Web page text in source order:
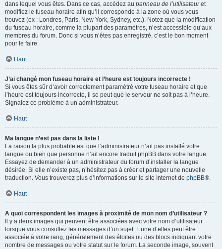
dans lequel vous êtes. Dans ce cas, accédez au panneau de l’utilisateuret
modifiez le fuseau horaire afin qu’il corresponde à la zone où vous vous
trouvez (ex : Londres, Paris, New York, Sydney, etc.). Notez que la modification
du fuseau horaire, comme la plupart des paramètres, n’est accessible qu’aux
membres du forum. Donc si vous n’êtes pas enregistré, c’est le bon moment
pour le faire.
Haut
J’ai changé mon fuseau horaire et l’heure est toujours incorrecte !
Si vous êtes sûr d’avoir correctement paramétré votre fuseau horaire et que
l’heure est toujours incorrecte, il se peut que le serveur ne soit pas à l’heure.
Signalez ce problème à un administrateur.
Haut
Ma langue n’est pas dans la liste !
La raison la plus probable est que l’administrateur n’ait pas installé votre
langue ou bien que personne n’ait encore traduit phpBB dans votre langue.
Essayez de demander à un administrateur du forum d’installer la langue
désirée. Si elle n’existe pas, n’hésitez pas à créer et partager une nouvelle
traduction. Vous trouverez plus d’informations sur le site Internet de phpBB®.
Haut
A quoi correspondent les images à proximité de mon nom d’utilisateur ?
Il y a deux images qui peuvent être associées avec votre nom d’utilisateur
lorsque vous consultez les messages d’un sujet. L’une d’elles peut être
associée à votre rang, généralement des étoiles ou des blocs indiquant votre
nombre de messages ou votre statut sur le forum. La seconde image, souvent